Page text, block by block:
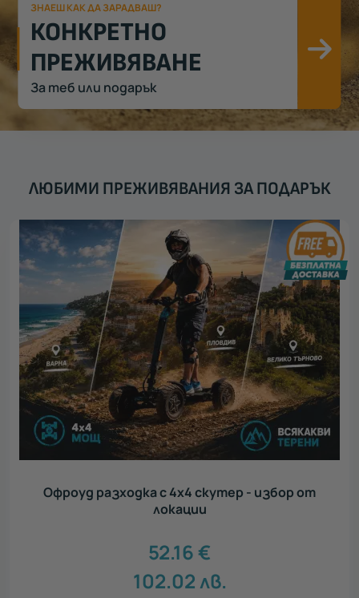
ЗНАЕШ КАК ДА ЗАРАДВАШ?
КОНКРЕТНО
ПРЕЖИВЯВАНЕ
За теб или подарък
ЛЮБИМИ ПРЕЖИВЯВАНИЯ ЗА ПОДАРЪК
Офроуд разходка с 4х4 скутер - избор от
локации
52.16€
102.02лв.